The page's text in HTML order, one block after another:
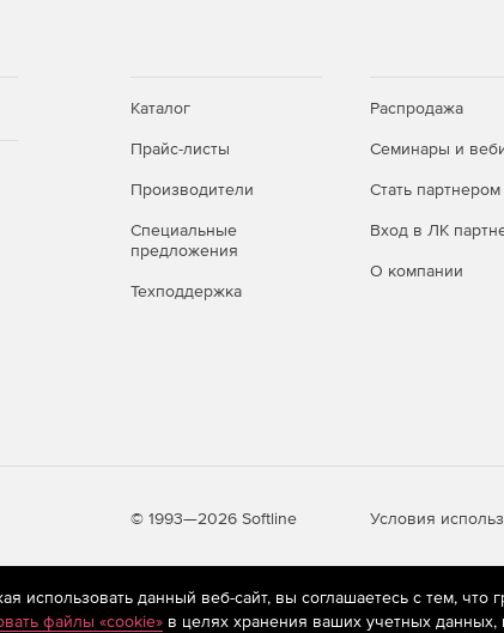
Каталог
Прайс-листы
Производители
Специальные
предложения
Техподдержка
Распродажа
Семинары и
Стать партнером
Вход в ЛК
О компании
© 1993—2026 Softline Условия
применяются рекомендательные технологии
использовать данный веб-сайт, вы соглашаетесь с тем, что
файлы «cookie»в целях хранения ваших учетных данных,